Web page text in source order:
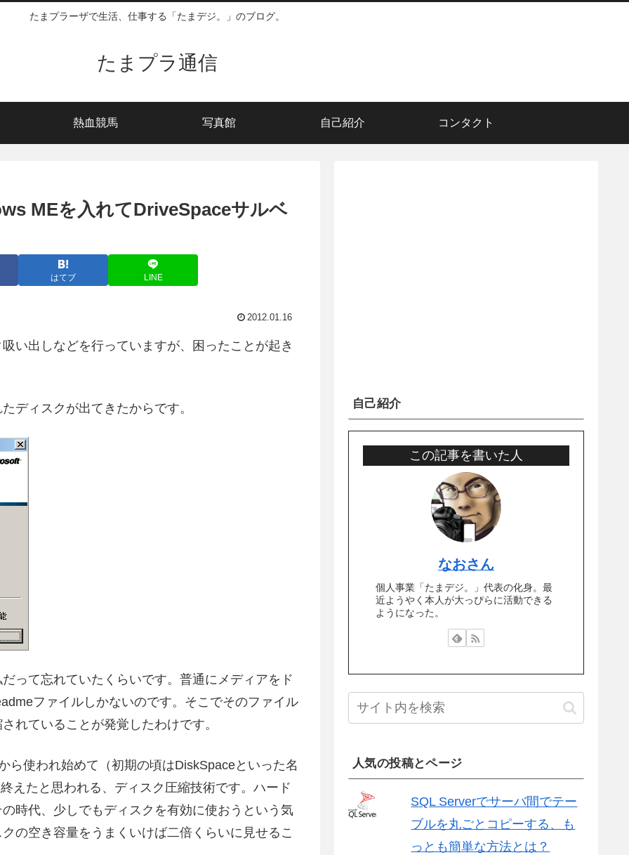
たまプラーザで生活、仕事する「たまデジ。」のブログ。
たまプラ通信
熱血競馬 写真館 自己紹介 コンタクト
MEを入れてDriveSpaceサルベ
はてブ LINE
2012.01.16
い出しなどを行っていますが、困ったことが起き
ディスクが出てきたからです。
って忘れていたくらいです。普通にメディアをド
ファイルしかないのです。そこでそのファイル
れていることが発覚したわけです。
ら使われ始めて（初期の頃はDiskSpaceといった名
えたと思われる、ディスク圧縮技術です。ハード
時代、少しでもディスクを有効に使おうという気
の空き容量をうまくいけば二倍くらいに見せるこ
自己紹介
この記事を書いた人
なおさん
個人事業「たまデジ。」代表の化身。最
近ようやく本人が大っぴらに活動できる
ようになった。
人気の投稿とページ
SQL Serverでサーバ間でテー
ブルを丸ごとコピーする、も
っとも簡単な方法とは？